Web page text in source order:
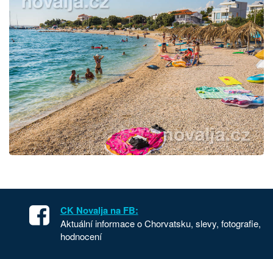
CK Novalja na FB:
Aktuální informace o Chorvatsku, slevy, fotografie,
hodnocení